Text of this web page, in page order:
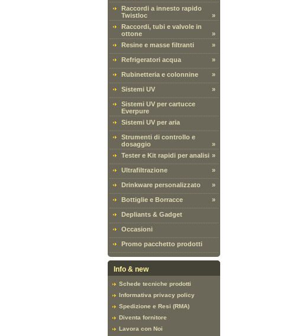
Raccordi a innesto rapido
Twistloc
»
Raccordi, tubi e valvole in
ottone
»
Resine e masse filtranti
»
Refrigeratori acqua »
Rubinetteria e colonnine »
Sistemi UV »
Sistemi UV per cartucce
Everpure
Sistemi UV per aria
Strumenti di controllo e
dosaggio
»
Tester e Kit rapidi per analisi »
Ultrafiltrazione »
Drinkware personalizzato »
Bottiglie e Borracce »
Depliants & Gadget
Occasioni
Promo pacchetto prodotti
Info & new
Schede tecniche prodotti
Informativa privacy policy
Spedizione e Resi (RMA)
Diventa fornitore
Lavora con Noi